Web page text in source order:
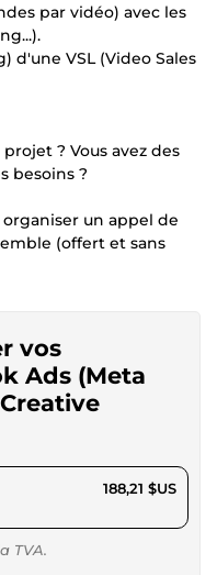
par vidéo) avec les
d'une VSL (Video Sales
? Vous avez des
besoins ?
un appel de
(offert et sans
vos
Ads (Meta
188,21 $US
TVA.